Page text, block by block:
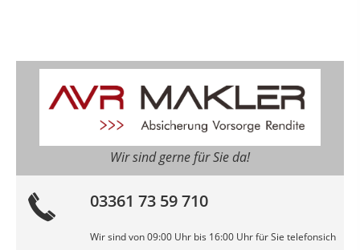
Wir sind gerne für Sie da!
03361 73 59 710
Wir sind von 09:00 Uhr bis 16:00 Uhr für Sie telefonsich